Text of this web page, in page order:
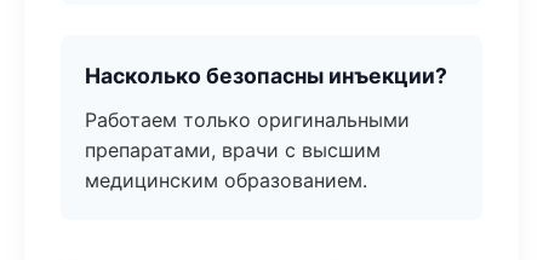
Насколько безопасны инъекции?
Работаем только оригинальными
препаратами, врачи с высшим
медицинским образованием.